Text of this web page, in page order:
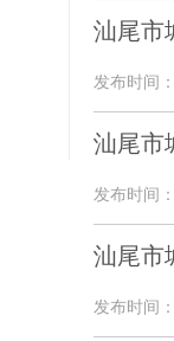
汕尾市
发布时间
汕尾市
发布时间
汕尾市
发布时间